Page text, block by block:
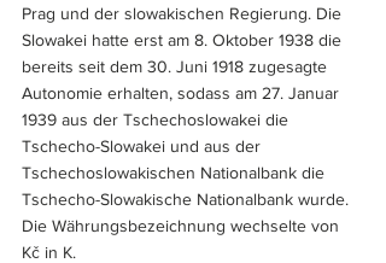
Prag und der slowakischen Regierung. Die
Slowakei hatte erst am 8. Oktober 1938 die
bereits seit dem 30. Juni 1918 zugesagte
Autonomie erhalten, sodass am 27. Januar
1939 aus der Tschechoslowakei die
Tschecho-Slowakei und aus der
Tschechoslowakischen Nationalbank die
Tschecho-Slowakische Nationalbank wurde.
Die Währungsbezeichnung wechselte von
Kč in K.